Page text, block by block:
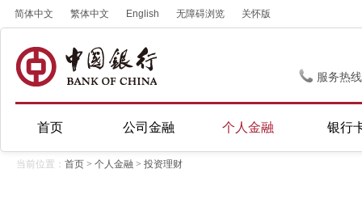
简体中文 繁体中文 English 无障碍浏览 关怀版
服务热
首页 公司金融 个人金融 银行
当前位置： 首页 > 个人金融 > 投资理财